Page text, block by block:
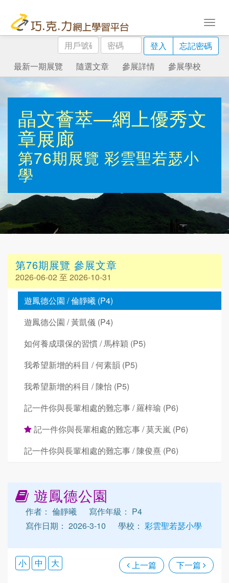
用
戶
號
碼
密
碼
登入
忘記密碼
最新一期展覽
隨選文章 參展詳情 參展學校
晶文薈萃—網上優秀文
章展廊
第76期展覽 彩雲聖若瑟小
學
第76期展覽 參展文章
2026-06-02 至 2026-10-31
遊鳳德公園 / 倫靜曦 (P4)
遊鳳德公園 / 黃凱儀 (P4)
如何養成環保的習慣 / 馬梓穎 (P5)
我希望新增的科目 / 何素韻 (P5)
我希望新增的科目 / 陳怡 (P5)
記一件你與長輩相處的難忘事 / 羅梓瑜 (P6)
記一件你與長輩相處的難忘事 / 莫天嵐 (P6)
記一件你與長輩相處的難忘事 / 陳俊熹 (P6)
遊鳳德公園
作者： 倫靜曦
寫作年級： P4
寫作日期： 2026-3-10
學校： 彩雲聖若瑟小學
上一篇 下一篇
小 中 大